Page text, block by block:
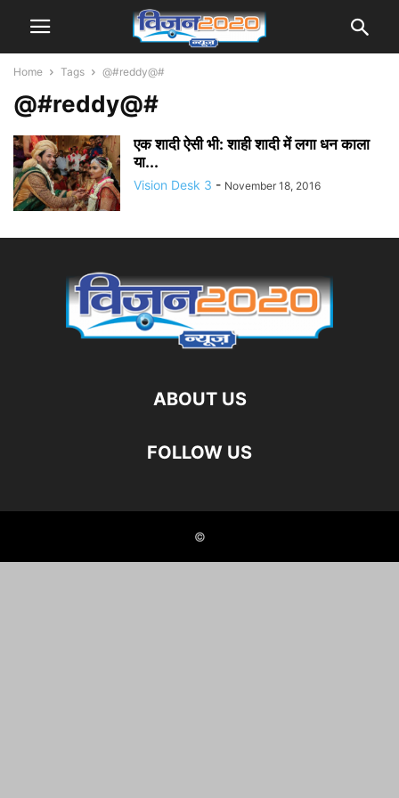
Home Tags @#reddy@#
@#reddy@#
एक शादी ऐसी भी: शाही शादी में लगा धन काला
या...
Vision Desk 3 - November 18, 2016
ABOUT US
FOLLOW US
©